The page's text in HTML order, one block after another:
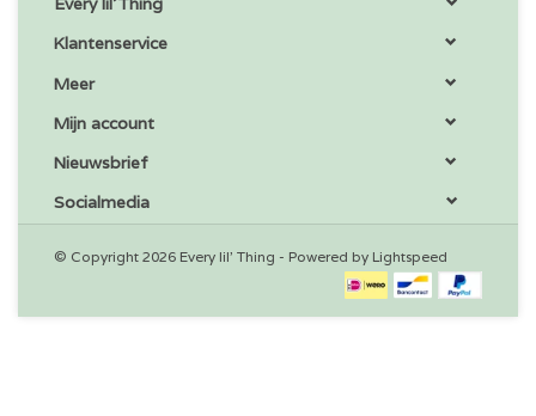
Klantenservice
Meer
Mijn account
Nieuwsbrief
Socialmedia
© Copyright 2026 Every lil' Thing - Powered by Lightspeed